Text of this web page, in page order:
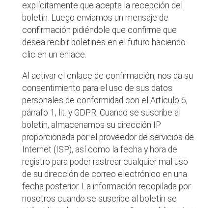
explícitamente que acepta la recepción del
boletín. Luego enviamos un mensaje de
confirmación pidiéndole que confirme que
desea recibir boletines en el futuro haciendo
clic en un enlace.
Al activar el enlace de confirmación, nos da su
consentimiento para el uso de sus datos
personales de conformidad con el Artículo 6,
párrafo 1, lit. y GDPR. Cuando se suscribe al
boletín, almacenamos su dirección IP
proporcionada por el proveedor de servicios de
Internet (ISP), así como la fecha y hora de
registro para poder rastrear cualquier mal uso
de su dirección de correo electrónico en una
fecha posterior. La información recopilada por
nosotros cuando se suscribe al boletín se